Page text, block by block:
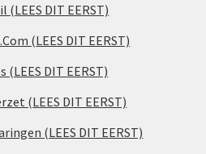
DIT EERST)
(LEES DIT EERST)
DIT EERST)
(LEES DIT EERST)
(LEES DIT EERST)